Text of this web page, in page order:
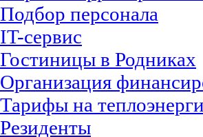
Подбор персонала
IT-сервис
Гостиницы в Родниках
Организация
Тарифы на
Резиденты